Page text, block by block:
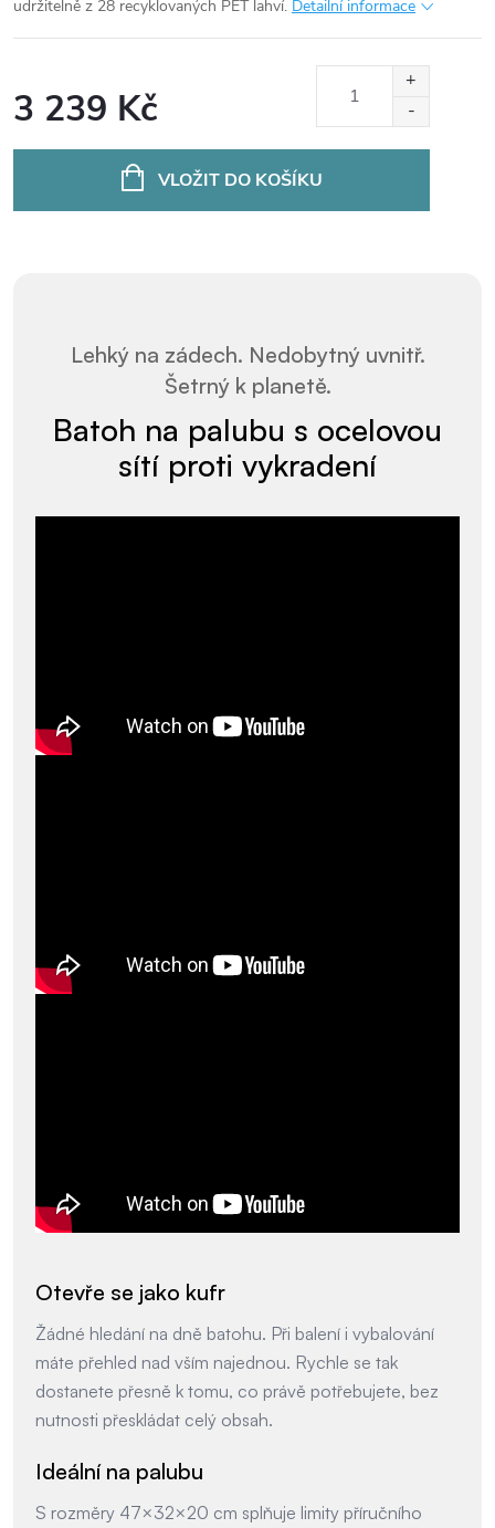
udržitelně z 28 recyklovaných PET lahví. Detailní informace
3 239 Kč
VLOŽIT DO KOŠÍKU
Lehký na zádech. Nedobytný uvnitř.
Šetrný k planetě.
Batoh na palubu s ocelovou
sítí proti vykradení
Otevře se jako kufr
Žádné hledání na dně batohu. Při balení i vybalování
máte přehled nad vším najednou. Rychle se tak
dostanete přesně k tomu, co právě potřebujete, bez
nutnosti přeskládat celý obsah.
Ideální na palubu
S rozměry 47×32×20 cm splňuje limity příručního